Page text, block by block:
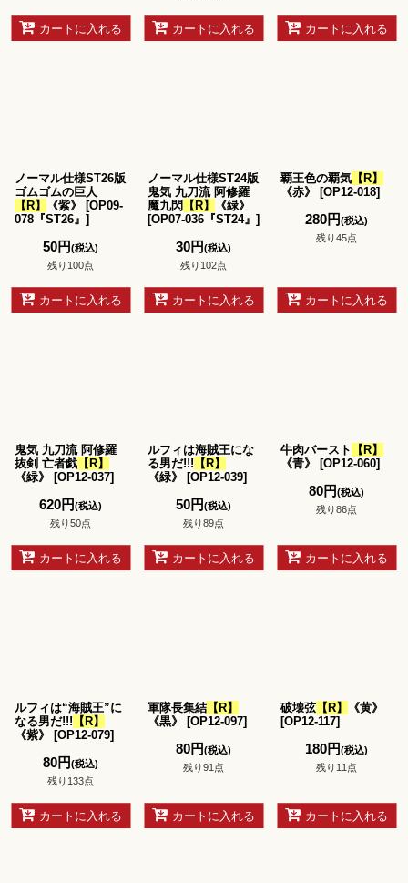
カートに入れる カートに入れる カートに入れる
ノーマル仕様ST26版
ゴムゴムの巨人
【R】
《紫》 [OP09-
078『ST26』 ]
50円(税込)
残り100点
カートに入れる
ノーマル仕様ST24版
鬼気 九刀流 阿修羅
魔九閃
【R】
《緑》
[OP07-036『ST24』 ]
30円(税込)
残り102点
カートに入れる
覇王色の覇気【R】
《赤》
[OP12-018]
280円(税込)
残り45点
カートに入れる
鬼気 九刀流 阿修羅
抜剣 亡者戯 【R】
《緑》
[OP12-037]
620円(税込)
残り50点
カートに入れる
ルフィは海賊王にな
る男だ!!! 【R】
《緑》
[OP12-039]
50円(税込)
残り89点
カートに入れる
牛肉バースト
【R】
《青》
[OP12-060]
80円(税込)
残り86点
カートに入れる
ルフィは“海賊王”に
なる男だ!!! 【R】
《紫》
[OP12-079]
80円(税込)
残り133点
カートに入れる
軍隊長集結【R】
《黒》
[OP12-097]
80円(税込)
残り91点
カートに入れる
破壊弦【R】
《黄》
[OP12-117]
180円(税込)
残り11点
カートに入れる